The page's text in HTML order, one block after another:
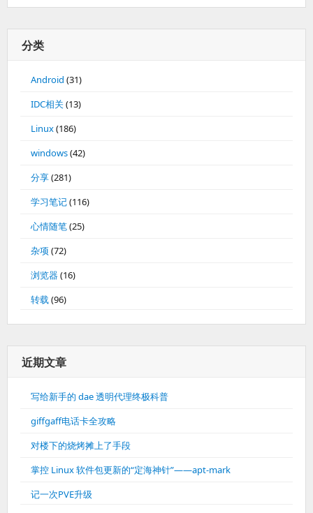
分类
Android (31)
IDC相关(13)
Linux(186)
windows(42)
分享(281)
学习笔记(116)
心情随笔(25)
杂项 (72)
浏览器(16)
转载(96)
近期文章
写给新手的 dae 透明代理终极科普
giffgaff电话卡全攻略
对楼下的烧烤摊上了手段
掌控 Linux 软件包更新的“定海神针”——apt-mark
记一次PVE升级